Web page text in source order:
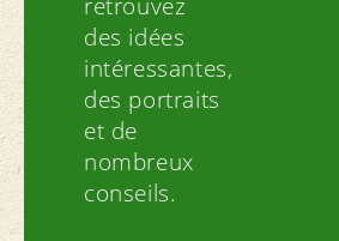
des idées
intéressantes,
des portraits
et de
nombreux
conseils.